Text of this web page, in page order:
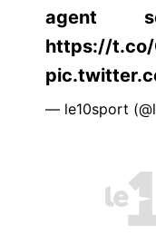
agent
https://t.co/
— le10sport